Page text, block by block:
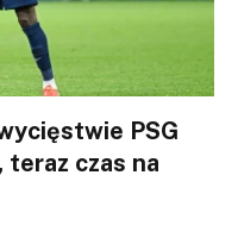
PSG
teraz czas na